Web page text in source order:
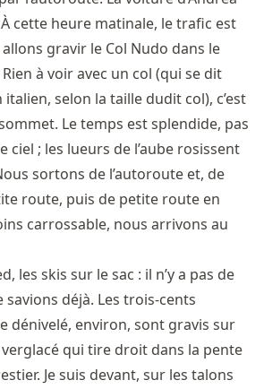
cette heure matinale, le trafic est
gravir le Col Nudo dans le
Rien à voir avec un col (qui se dit
italien, selon la taille dudit col), c’est
Le temps est splendide, pas
ciel ; les lueurs de l’aube rosissent
sortons de l’autoroute et, de
route, puis de petite route en
carrossable, nous arrivons au
les skis sur le sac : il n’y a pas de
savions déjà. Les trois-cents
dénivelé, environ, sont gravis sur
qui tire droit dans la pente
Je suis devant, sur les talons